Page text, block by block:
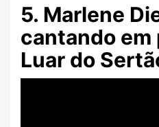
5. Marlene
cantando
Luar do